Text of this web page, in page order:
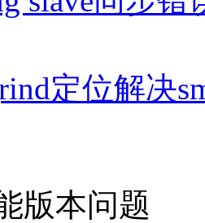
定位解决
版本问题